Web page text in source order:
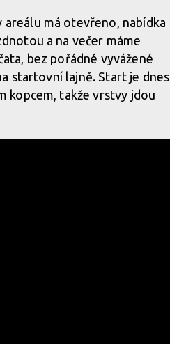
2019 - Boží enduro zavírák
2019 - Boží enduro zavírák
areálu má otevřeno, nabídka
a na večer máme
bez pořádné vyvážené
startovní lajně. Start je dnes
kopcem, takže vrstvy jdou